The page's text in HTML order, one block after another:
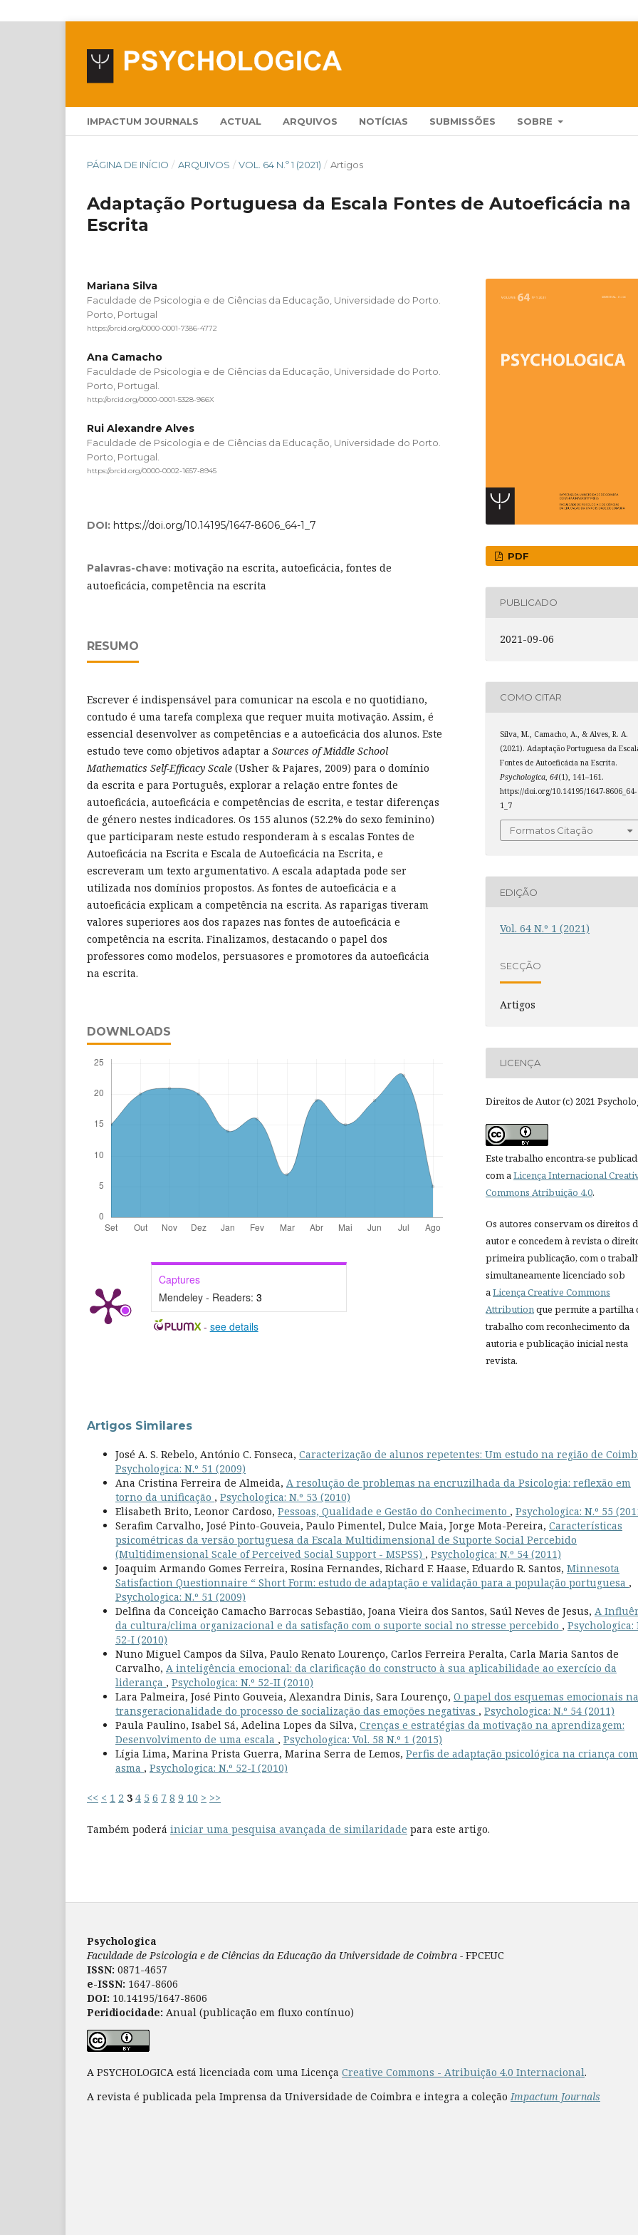
IMPACTUM JOURNALS ACTUAL ARQUIVOS NOTÍCIAS SUBMISSÕES SOBRE
PÁGINA DE INÍCIO / ARQUIVOS / VOL. 64 N.º 1 (2021) / Artigos
Adaptação Portuguesa da Escala Fontes de Autoeficácia na
Escrita
Mariana Silva
Faculdade de Psicologia e de Ciências da Educação, Universidade do Porto.
Porto, Portugal
https://orcid.org/0000-0001-7386-4772
Ana Camacho
Faculdade de Psicologia e de Ciências da Educação, Universidade do Porto.
Porto, Portugal.
http://orcid.org/0000-0001-5328-966X
Rui Alexandre Alves
Faculdade de Psicologia e de Ciências da Educação, Universidade do Porto.
Porto, Portugal.
https://orcid.org/0000-0002-1657-8945
DOI: https://doi.org/10.14195/1647-8606_64-1_7
Palavras-chave: motivação na escrita, autoeficácia, fontes de
autoeficácia, competência na escrita
RESUMO
Escrever é indispensável para comunicar na escola e no quotidiano,
contudo é uma tarefa complexa que requer muita motivação. Assim, é
essencial desenvolver as competências e a autoeficácia dos alunos. Este
estudo teve como objetivos adaptar a Sources of Middle School
Mathematics Self-Efficacy Scale (Usher & Pajares, 2009) para o domínio
da escrita e para Português, explorar a relação entre fontes de
autoeficácia, autoeficácia e competências de escrita, e testar diferenças
de género nestes indicadores. Os 155 alunos (52.2% do sexo feminino)
que participaram neste estudo responderam à s escalas Fontes de
Autoeficácia na Escrita e Escala de Autoeficácia na Escrita, e
escreveram um texto argumentativo. A escala adaptada pode ser
utilizada nos domínios propostos. As fontes de autoeficácia e a
autoeficácia explicam a competência na escrita. As raparigas tiveram
valores superiores aos dos rapazes nas fontes de autoeficácia e
competência na escrita. Finalizamos, destacando o papel dos
professores como modelos, persuasores e promotores da autoeficácia
na escrita.
DOWNLOADS
Captures
Mendeley - Readers: 3
- see details
PDF
PUBLICADO
2021-09-06
COMO CITAR
Silva, M., Camacho, A., & Alves, R. A.
(2021). Adaptação Portuguesa da
Fontes de Autoeficácia na Escrita.
Psychologica,64(1), 141–161.
https://doi.org/10.14195/1647-8606_64-
1_7
Formatos Citação
EDIÇÃO
Vol. 64 N.º 1 (2021)
SECÇÃO
Artigos
LICENÇA
Direitos de Autor (c) 2021
Este trabalho encontra-se
com a Licença Internacional
Commons Atribuição 4.0.
Os autores conservam os direitos
autor e concedem à revista o
primeira publicação, com o
simultaneamente licenciado sob
a Licença Creative Commons
Attribution que permite a partilha
trabalho com reconhecimento da
autoria e publicação inicial nesta
revista.
Artigos Similares
José A. S. Rebelo, António C. Fonseca, Caracterização de alunos repetentes: Um estudo na região de
Psychologica: N.º 51 (2009)
Ana Cristina Ferreira de Almeida, A resolução de problemas na encruzilhada da Psicologia: reflexão em
torno da unificação , Psychologica: N.º 53 (2010)
Elisabeth Brito, Leonor Cardoso, Pessoas, Qualidade e Gestão do Conhecimento , Psychologica: N.º 55
Serafim Carvalho, José Pinto-Gouveia, Paulo Pimentel, Dulce Maia, Jorge Mota-Pereira, Características
psicométricas da versão portuguesa da Escala Multidimensional de Suporte Social Percebido
(Multidimensional Scale of Perceived Social Support - MSPSS) , Psychologica: N.º 54 (2011)
Joaquim Armando Gomes Ferreira, Rosina Fernandes, Richard F. Haase, Eduardo R. Santos, Minnesota
Satisfaction Questionnaire “ Short Form: estudo de adaptação e validação para a população portuguesa ,
Psychologica: N.º 51 (2009)
Delfina da Conceição Camacho Barrocas Sebastião, Joana Vieira dos Santos, Saúl Neves de Jesus, A
da cultura/clima organizacional e da satisfação com o suporte social no stresse percebido , Psychologica:
52-I (2010)
Nuno Miguel Campos da Silva, Paulo Renato Lourenço, Carlos Ferreira Peralta, Carla Maria Santos de
Carvalho, A inteligência emocional: da clarificação do constructo à sua aplicabilidade ao exercício da
liderança , Psychologica: N.º 52-II (2010)
Lara Palmeira, José Pinto Gouveia, Alexandra Dinis, Sara Lourenço, O papel dos esquemas emocionais na
transgeracionalidade do processo de socialização das emoções negativas , Psychologica: N.º 54 (2011)
Paula Paulino, Isabel Sá, Adelina Lopes da Silva, Crenças e estratégias da motivação na aprendizagem:
Desenvolvimento de uma escala , Psychologica: Vol. 58 N.º 1 (2015)
Lígia Lima, Marina Prista Guerra, Marina Serra de Lemos, Perfis de adaptação psicológica na criança com
asma , Psychologica: N.º 52-I (2010)
<< < 1 2 3 4 5 6 7 8 9 10 > >>
Também poderá iniciar uma pesquisa avançada de similaridade para este artigo.
Psychologica
Faculdade de Psicologia e de Ciências da Educação da Universidade de Coimbra - FPCEUC
ISSN: 0871-4657
e-ISSN: 1647-8606
DOI: 10.14195/1647-8606
Peridiocidade: Anual (publicação em fluxo contínuo)
A PSYCHOLOGICA está licenciada com uma Licença Creative Commons - Atribuição 4.0 Internacional.
A revista é publicada pela Imprensa da Universidade de Coimbra e integra a coleção Impactum Journals